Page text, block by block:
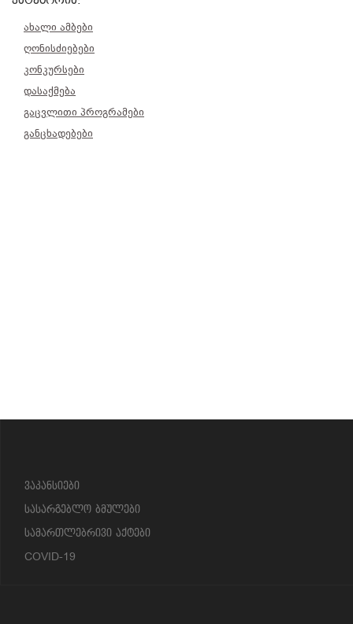
ახალი ამბები
ღონისძიებები
კონკურსები
დასაქმება
გაცვლითი პროგრამები
განცხადებები
ვაკანსიები
სასარგებლო ბმულები
სამართლებრივი აქტები
COVID-19